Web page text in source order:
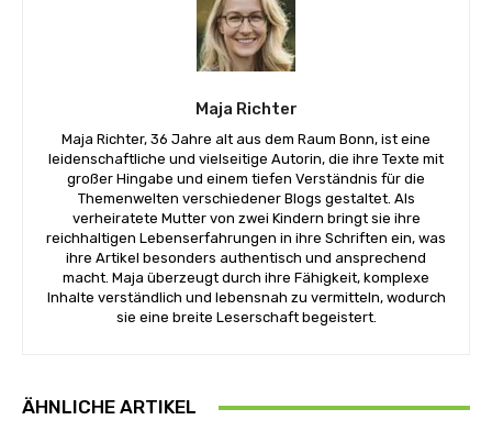
Maja Richter
Maja Richter, 36 Jahre alt aus dem Raum Bonn, ist eine
leidenschaftliche und vielseitige Autorin, die ihre Texte mit
großer Hingabe und einem tiefen Verständnis für die
Themenwelten verschiedener Blogs gestaltet. Als
verheiratete Mutter von zwei Kindern bringt sie ihre
reichhaltigen Lebenserfahrungen in ihre Schriften ein, was
ihre Artikel besonders authentisch und ansprechend
macht. Maja überzeugt durch ihre Fähigkeit, komplexe
Inhalte verständlich und lebensnah zu vermitteln, wodurch
sie eine breite Leserschaft begeistert.
ÄHNLICHE ARTIKEL